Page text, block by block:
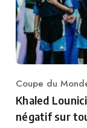
Category
Coupe du
Khaled
négatif sur